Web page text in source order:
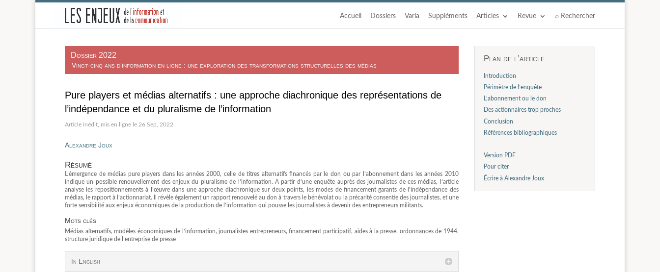
-
Accueil Dossiers Varia Suppléments Articles Revue ⌕ Rechercher
Dossier 2022
Vingt-cinq ans d’information en ligne : une exploration des transformations structurelles des médias
Pure players et médias alternatifs : une approche diachronique des représentations de
l’indépendance et du pluralisme de l’information
26 Sep, 2022
Alexandre Joux
Résumé
L’émergence de médias pure players dans les années 2000, celle de titres alternatifs financés par le don ou par l’abonnement dans les années 2010
indique un possible renouvellement des enjeux du pluralisme de l’information. A partir d’une enquête auprès des journalistes de ces médias, l’article
analyse les repositionnements à l’œuvre dans une approche diachronique sur deux points, les modes de financement garants de l’indépendance des
médias, le rapport à l’actionnariat. Il révèle également un rapport renouvelé au don à travers le bénévolat ou la précarité consentie des journalistes, et une
forte sensibilité aux enjeux économiques de la production de l’information qui pousse les journalistes à devenir des entrepreneurs militants.
Mots clés
Médias alternatifs, modèles économiques de l’information, journalistes entrepreneurs, financement participatif, aides à la presse, ordonnances de 1944,
structure juridique de l’entreprise de presse
In English
Plan de l’article
Introduction
Périmètre de l’enquête
L’abonnement ou le don
Des actionnaires trop proches
Conclusion
Références bibliographiques
Version PDF
Pour citer
Écrire à Alexandre Joux